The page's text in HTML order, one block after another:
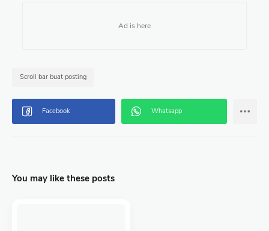
Scroll bar buat posting
You may like these posts